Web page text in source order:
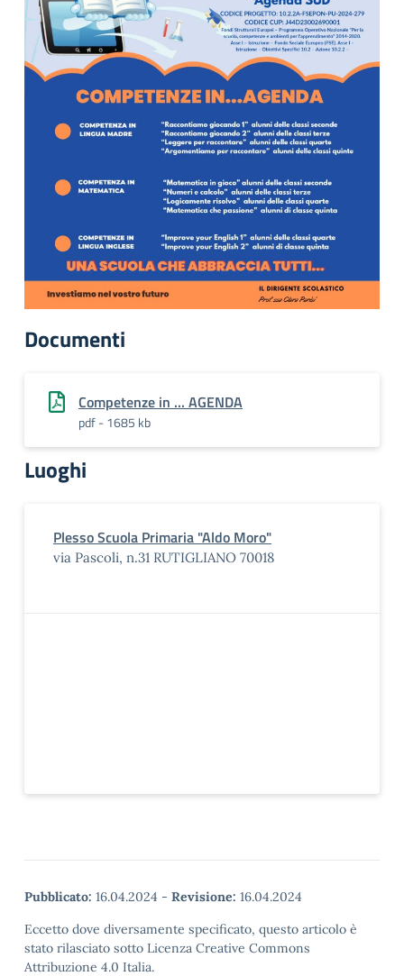
Documenti
Competenze in ... AGENDA
pdf - 1685 kb
Luoghi
Plesso Scuola Primaria "Aldo Moro"
via Pascoli, n.31 RUTIGLIANO 70018
Pubblicato: 16.04.2024 - Revisione: 16.04.2024
Eccetto dove diversamente specificato, questo articolo è
stato rilasciato sotto Licenza Creative Commons
Attribuzione 4.0 Italia.